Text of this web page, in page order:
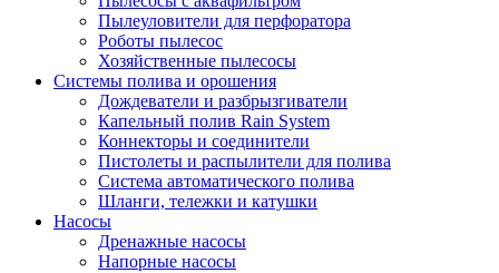
Пылеуловители для перфоратора
Роботы пылесос
Хозяйственные пылесосы
Системы полива и орошения
Дождеватели и разбрызгиватели
Капельный полив Rain System
Коннекторы и соединители
Пистолеты и распылители для полива
Система автоматического полива
Шланги, тележки и катушки
Насосы
Дренажные насосы
Напорные насосы